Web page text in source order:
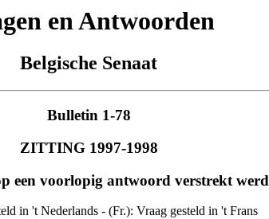
en Antwoorden
Belgische Senaat
Bulletin 1-78
ZITTING 1997-1998
een voorlopig antwoord verstrekt werd
in 't Nederlands - (Fr.): Vraag gesteld in 't Frans